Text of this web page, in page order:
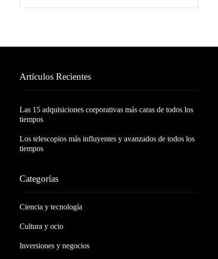
Artículos Recientes
Las 15 adquisiciones corporativas más caras de todos los
tiempos
Los telescopios más influyentes y avanzados de todos los
tiempos
Categorías
Ciencia y tecnología
Cultura y ocio
Inversiones y negocios